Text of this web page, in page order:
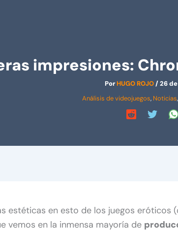
impresiones:
PorHUGO ROJO/26
Análisis de videojuegos, Noticias,
estéticas en esto de los juegos eróticos
vemos en la inmensa mayoría de